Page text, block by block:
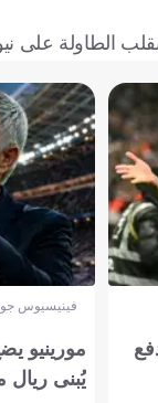
بقلب الطاولة على
فينيسيوس
مورينيو
يُبنى ريال